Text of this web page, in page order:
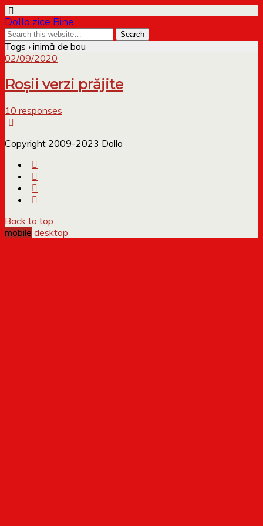
Dollo zice Bine
Tags › inimă de bou
02/09/2020
Roșii verzi prăjite
10 responses
Copyright 2009-2023 Dollo
Back to top
mobile desktop